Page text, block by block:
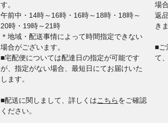
す。
午前中・14時～16時・16時～18時・18時～
20時・19時～21時
＊地域・配送事情によって時間指定できない
場合がございます。
■宅配便については配達日の指定が可能です
が、指定がない場合、最短日にてお届けいた
します。
■​​​​​​​配送に関しまして、詳しくはこちらをご確認
ください。
場
返
き
■ご
て